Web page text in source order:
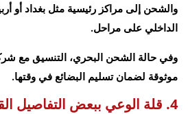
والشحن إلى مراكز رئيسية مثل بغداد أو
الداخلي على مراحل.
وفي حالة الشحن البحري، التنسيق مع
موثوقة لضمان تسليم البضائع في وقتها.
4. قلة الوعي ببعض التفاصيل القانونية والتنظيمية